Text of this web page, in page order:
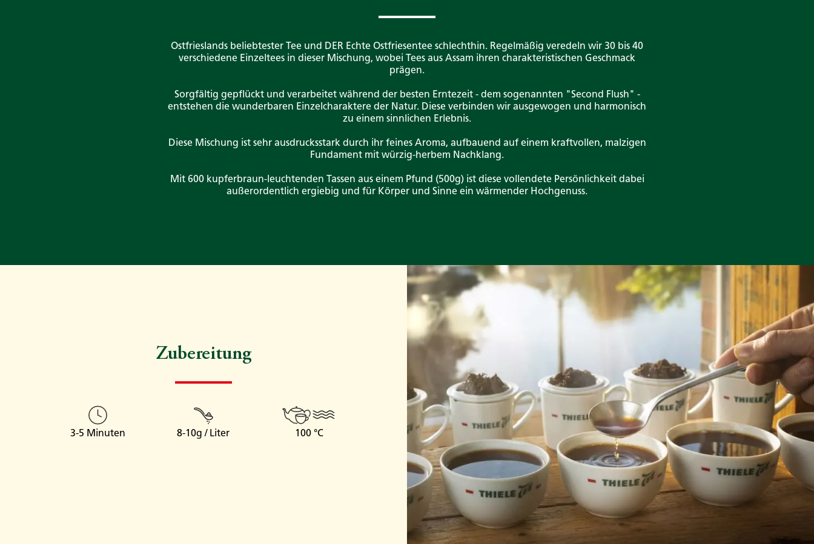
Ostfrieslands beliebtester Tee und DER Echte Ostfriesentee schlechthin. Regelmäßig veredeln wir 30 bis 40
verschiedene Einzeltees in dieser Mischung, wobei Tees aus Assam ihren charakteristischen Geschmack
prägen.
Sorgfältig gepflückt und verarbeitet während der besten Erntezeit - dem sogenannten "Second Flush" -
entstehen die wunderbaren Einzelcharaktere der Natur. Diese verbinden wir ausgewogen und harmonisch
zu einem sinnlichen Erlebnis.
Diese Mischung ist sehr ausdrucksstark durch ihr feines Aroma, aufbauend auf einem kraftvollen, malzigen
Fundament mit würzig-herbem Nachklang.
Mit 600 kupferbraun-leuchtenden Tassen aus einem Pfund (500g) ist diese vollendete Persönlichkeit dabei
außerordentlich ergiebig und für Körper und Sinne ein wärmender Hochgenuss.
Zubereitung
3-5 Minuten 8-10g / Liter 100 °C